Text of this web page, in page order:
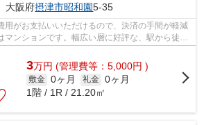
大阪府摂津市昭和園5-35
用がお支払いいただけるので、決済の手間が軽減
マンションです。幅広い層に好評な、駅から徒歩
音性も高い...
3万円 (管理費等：5,000円 )
敷金 0ヶ月 礼金 0ヶ月
1階 / 1R / 21.20㎡